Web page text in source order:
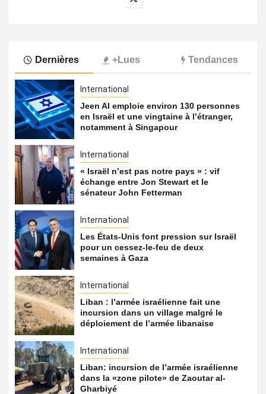
Dernières +Lues Tendances
International
Jeen AI emploie environ 130 personnes
en Israël et une vingtaine à l’étranger,
notamment à Singapour
International
« Israël n’est pas notre pays » : vif
échange entre Jon Stewart et le
sénateur John Fetterman
International
Les États-Unis font pression sur Israël
pour un cessez-le-feu de deux
semaines à Gaza
International
Liban : l’armée israélienne fait une
incursion dans un village malgré le
déploiement de l’armée libanaise
International
Liban: incursion de l’armée israélienne
dans la «zone pilote» de Zaoutar al-
Gharbiyé